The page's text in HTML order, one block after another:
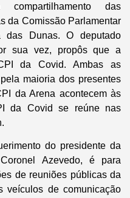
compartilhamento das
da Comissão Parlamentar
das Dunas. O deputado
sua vez, propôs que a
da Covid. Ambas as
maioria dos presentes
da Arena acontecem às
da Covid se reúne nas
do presidente da
Azevedo, é para
de reuniões públicas da
veículos de comunicação